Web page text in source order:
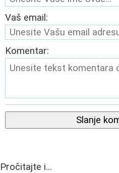
Vaš email:
Komentar:
Slanje
Pročitajte i...